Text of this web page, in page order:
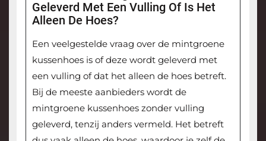
Geleverd Met Een Vulling Of Is Het
Alleen De Hoes?
Een veelgestelde vraag over de mintgroene
kussenhoes is of deze wordt geleverd met
een vulling of dat het alleen de hoes betreft.
Bij de meeste aanbieders wordt de
mintgroene kussenhoes zonder vulling
geleverd, tenzij anders vermeld. Het betreft